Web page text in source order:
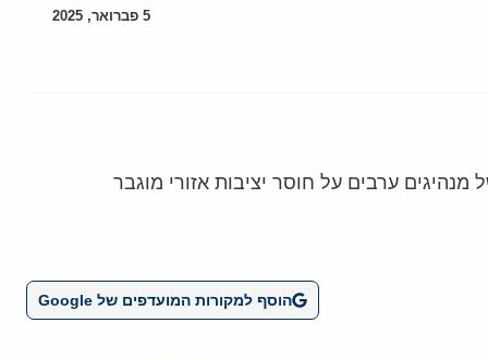
5 פברואר, 2025
ערבים על חוסר יציבות אזורי מוגבר
הוסף למקורות המועדפים של Google